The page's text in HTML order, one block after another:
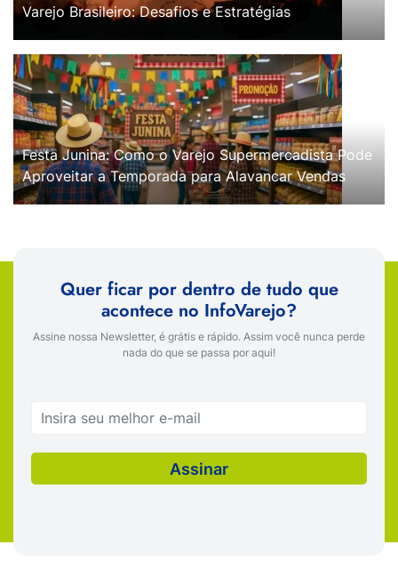
Varejo Brasileiro: Desafios e Estratégias
Festa Junina: Como o Varejo Supermercadista Pode
Aproveitar a Temporada para Alavancar Vendas
Quer ficar por dentro de tudo que
acontece no InfoVarejo?
Assine nossa Newsletter, é grátis e rápido. Assim você nunca perde
nada do que se passa por aqui!